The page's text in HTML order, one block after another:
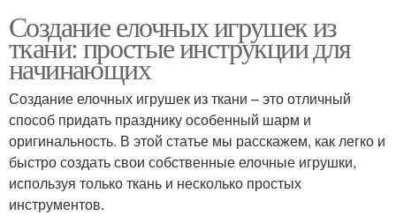
Создание елочных игрушек из
ткани: простые инструкции для
начинающих
Создание елочных игрушек из ткани – это отличный
способ придать празднику особенный шарм и
оригинальность. В этой статье мы расскажем, как легко и
быстро создать свои собственные елочные игрушки,
используя только ткань и несколько простых
инструментов.